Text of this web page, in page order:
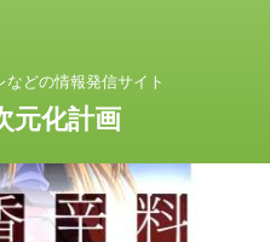
どの情報発信サイト
元化計画